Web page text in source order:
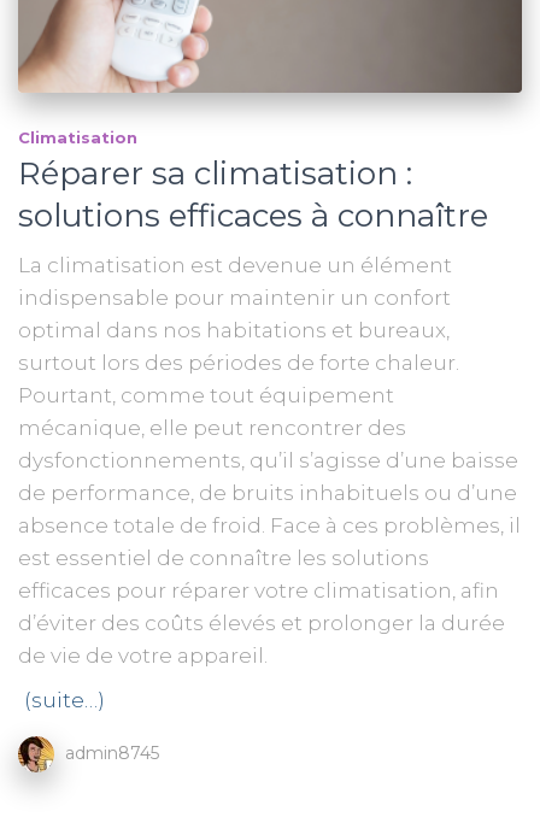
Climatisation
Réparer sa climatisation :
solutions efficaces à connaître
La climatisation est devenue un élément
indispensable pour maintenir un confort
optimal dans nos habitations et bureaux,
surtout lors des périodes de forte chaleur.
Pourtant, comme tout équipement
mécanique, elle peut rencontrer des
dysfonctionnements, qu’il s’agisse d’une baisse
de performance, de bruits inhabituels ou d’une
absence totale de froid. Face à ces problèmes, il
est essentiel de connaître les solutions
efficaces pour réparer votre climatisation, afin
d’éviter des coûts élevés et prolonger la durée
de vie de votre appareil.
(suite…)
admin8745